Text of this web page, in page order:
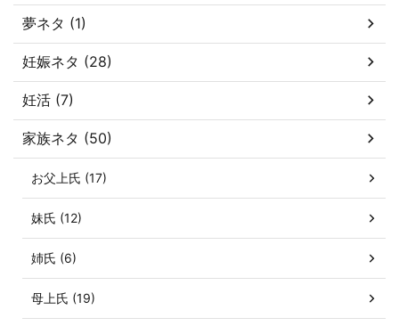
夢ネタ (1)
妊娠ネタ (28)
妊活 (7)
家族ネタ (50)
お父上氏 (17)
妹氏 (12)
姉氏 (6)
母上氏 (19)